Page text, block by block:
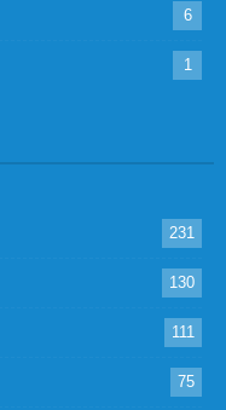
6
1
231
130
111
75